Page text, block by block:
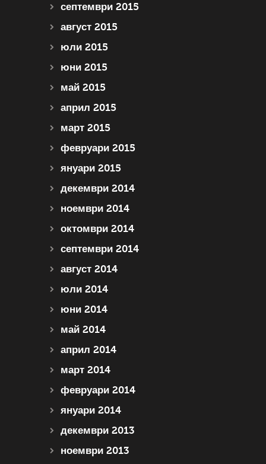
септември 2015
август 2015
юли 2015
юни 2015
май 2015
април 2015
март 2015
февруари 2015
януари 2015
декември 2014
ноември 2014
октомври 2014
септември 2014
август 2014
юли 2014
юни 2014
май 2014
април 2014
март 2014
февруари 2014
януари 2014
декември 2013
ноември 2013